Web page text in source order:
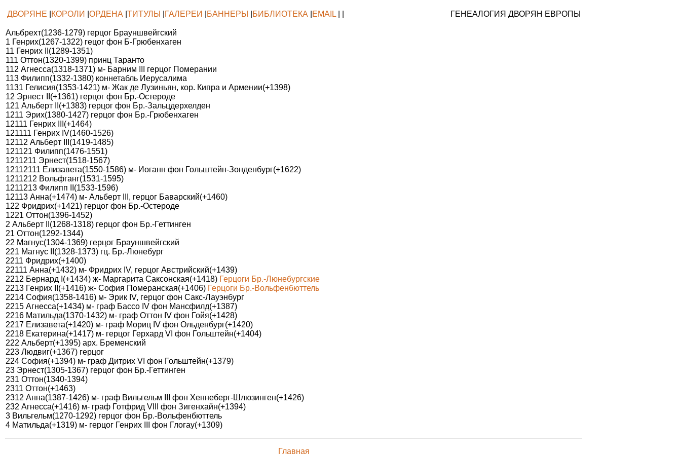
ДВОРЯНЕ КОРОЛИ ОРДЕНА ТИТУЛЫ ГАЛЕРЕИ БАННЕРЫ БИБЛИОТЕКА EMAIL ГЕНЕАЛОГИЯ ДВОРЯН ЕВРОПЫ
Альбрехт(1236-1279) герцог Брауншвейгский
1 Генрих(1267-1322) гецог фон Б-Грюбенхаген
11 Генрих II(1289-1351)
111 Оттон(1320-1399) принц Таранто
112 Агнесса(1318-1371) м- Барним III герцог Померании
113 Филипп(1332-1380) коннетабль Иерусалима
1131 Гелисия(1353-1421) м- Жак де Лузиньян, кор. Кипра и Армении(+1398)
12 Эрнест II(+1361) герцог фон Бр.-Остероде
121 Альберт II(+1383) герцог фон Бр.-Зальцдерхелден
1211 Эрих(1380-1427) герцог фон Бр.-Грюбенхаген
12111 Генрих III(+1464)
121111 Генрих IV(1460-1526)
12112 Альберт III(1419-1485)
121121 Филипп(1476-1551)
1211211 Эрнест(1518-1567)
12112111 Елизавета(1550-1586) м- Иоганн фон Гольштейн-Зонденбург(+1622)
1211212 Вольфганг(1531-1595)
1211213 Филипп II(1533-1596)
12113 Анна(+1474) м- Альберт III, герцог Баварский(+1460)
122 Фридрих(+1421) герцог фон Бр.-Остероде
1221 Оттон(1396-1452)
2 Альберт II(1268-1318) герцог фон Бр.-Геттинген
21 Оттон(1292-1344)
22 Магнус(1304-1369) герцог Брауншвейгский
221 Магнус II(1328-1373) гц. Бр.-Люнебург
2211 Фридрих(+1400)
22111 Анна(+1432) м- Фридрих IV, герцог Австрийский(+1439)
2212 Бернард I(+1434) ж- Маргарита Саксонская(+1418) Герцоги Бр.-Люнебургские
2213 Генрих II(+1416) ж- София Померанская(+1406) Герцоги Бр.-Вольфенбюттель
2214 София(1358-1416) м- Эрик IV, герцог фон Сакс-Лауэнбург
2215 Агнесса(+1434) м- граф Бассо IV фон Мансфилд(+1387)
2216 Матильда(1370-1432) м- граф Оттон IV фон Гойя(+1428)
2217 Елизавета(+1420) м- граф Мориц IV фон Ольденбург(+1420)
2218 Екатерина(+1417) м- герцог Герхард VI фон Гольштейн(+1404)
222 Альберт(+1395) арх. Бременский
223 Людвиг(+1367) герцог
224 София(+1394) м- граф Дитрих VI фон Гольштейн(+1379)
23 Эрнест(1305-1367) герцог фон Бр.-Геттинген
231 Оттон(1340-1394)
2311 Оттон(+1463)
2312 Анна(1387-1426) м- граф Вильгельм III фон Хеннеберг-Шлюзинген(+1426)
232 Агнесса(+1416) м- граф Готфрид VIII фон Зигенхайн(+1394)
3 Вильгельм(1270-1292) герцог фон Бр.-Вольфенбюттель
4 Матильда(+1319) м- герцог Генрих III фон Глогау(+1309)
Главная